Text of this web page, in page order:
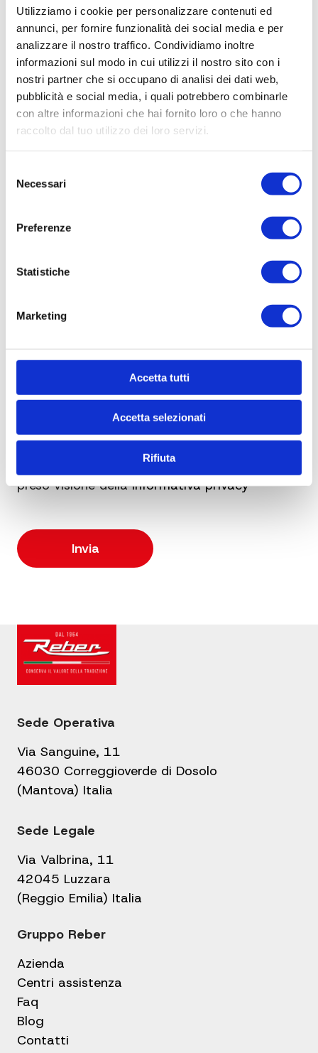
Utilizziamo i cookie per personalizzare contenuti ed
annunci, per fornire funzionalità dei social media e per
analizzare il nostro traffico. Condividiamo inoltre
informazioni sul modo in cui utilizzi il nostro sito con i
nostri partner che si occupano di analisi dei dati web,
pubblicità e social media, i quali potrebbero combinarle
con altre informazioni che hai fornito loro o che hanno
raccolto dal tuo utilizzo dei loro servizi.
delNecessari
Preferenze
Statistiche
Marketing
Accetta tutti
Accetta selezionati
Rifiuta
Dichiaro di essere maggiorenne e di aver
preso visione dellaInformativa privacy
Sede Operativa
Via Sanguine, 11
46030 Correggioverde di Dosolo
(Mantova) Italia
Sede Legale
Via Valbrina, 11
42045 Luzzara
(Reggio Emilia) Italia
Gruppo Reber
Azienda
Centri assistenza
Faq
Blog
Contatti